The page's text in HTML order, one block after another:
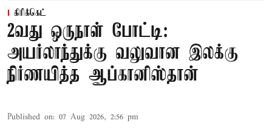
கிரிக்கெட்
2வது ஒருநாள் போட்டி:
அயர்லாந்துக்கு வலுவான இலக்கு
நிர்ணயித்த ஆப்கானிஸ்தான்
Published on: 07 Aug 2026, 2:56 pm